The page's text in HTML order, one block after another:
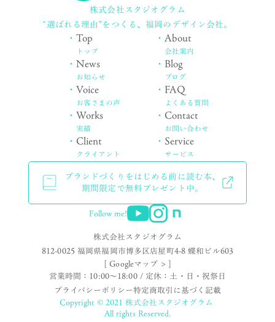
株式会社スタジオグラム
“選ばれる理由”をつくる、福岡のデザイン会社。
・Top
トップ
・News
お知らせ
・Voice
お客さまの声
・Works
実績
・ Client
クライアント
・About
会社案内
・ Blog
ブログ
・ FAQ
よくある質問
・ Contact
お問い合わせ
・ Service
サービス
ブランドづくりをはじめる前に読む本、
期間限定で無料プレゼント中。
Follow me!
株式会社スタジオグラム
812-0025 福岡県福岡市博多区店屋町4-8 蝶和ビル603
[ Googleマップ > ]
営業時間：10:00〜18:00 / 定休：土・日・祝祭日
プライバシーポリシー特定商取引に基づく記載
Copyright © 2021 株式会社スタジオグラム
All rights Reserved.